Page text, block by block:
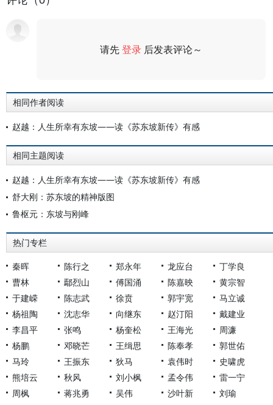
请先登录 后发表评论～
相同作者阅读
赵越：人生所幸有东坡——读《苏东坡新传》有感
相同主题阅读
赵越：人生所幸有东坡——读《苏东坡新传》有感
舒大刚：苏东坡的精神版图
鲁枢元：东坡与刚峰
热门专栏
秦晖 陈行之 郑永年 龙应台
丁学良
曹林
鄢烈山 傅国涌 陈嘉映
黄宗智
于建嵘
陈志武 徐贲 郭宇宽
马立诚
杨祖陶
沈志华 向继东 赵汀阳
戴建业
李昌平
张鸣 杨奎松 王海光
周濂
杨鹏
邓晓芒 王缉思 陈奉孝
郭世佑
马玲
王振东 狄马 袁伟时
史啸虎
熊培云
秋风 刘小枫 孟令伟
雷一宁
周枫
蒋兆勇 吴伟 沙叶新
刘瑜